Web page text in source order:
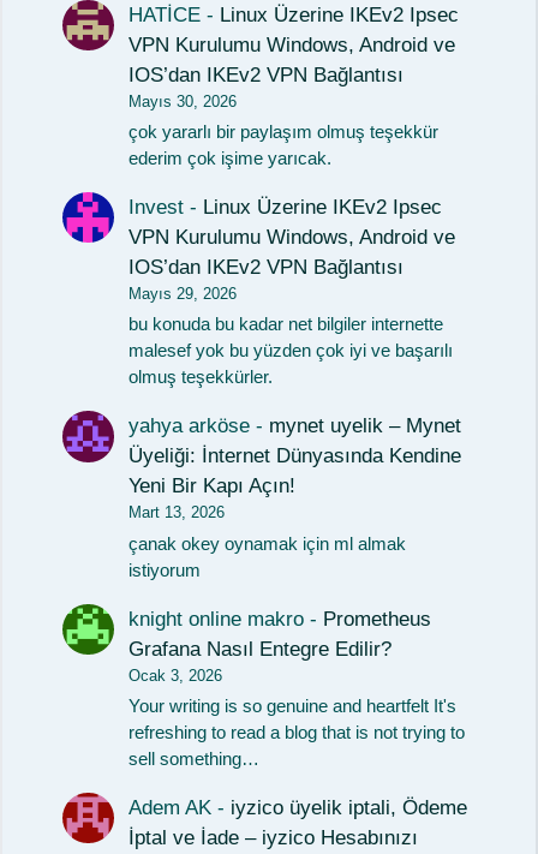
HATİCE - Linux Üzerine IKEv2 Ipsec
VPN Kurulumu Windows, Android ve
IOS’dan IKEv2 VPN Bağlantısı
Mayıs 30, 2026
çok yararlı bir paylaşım olmuş teşekkür
ederim çok işime yarıcak.
Invest - Linux Üzerine IKEv2 Ipsec
VPN Kurulumu Windows, Android ve
IOS’dan IKEv2 VPN Bağlantısı
Mayıs 29, 2026
bu konuda bu kadar net bilgiler internette
malesef yok bu yüzden çok iyi ve başarılı
olmuş teşekkürler.
yahya arköse - mynet uyelik – Mynet
Üyeliği: İnternet Dünyasında Kendine
Yeni Bir Kapı Açın!
Mart 13, 2026
çanak okey oynamak için ml almak
istiyorum
knight online makro - Prometheus
Grafana Nasıl Entegre Edilir?
Ocak 3, 2026
Your writing is so genuine and heartfelt It's
refreshing to read a blog that is not trying to
sell something…
Adem AK - iyzico üyelik iptali, Ödeme
İptal ve İade – iyzico Hesabınızı